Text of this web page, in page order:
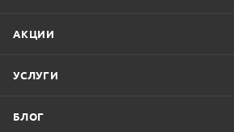
АКЦИИ
УСЛУГИ
БЛОГ